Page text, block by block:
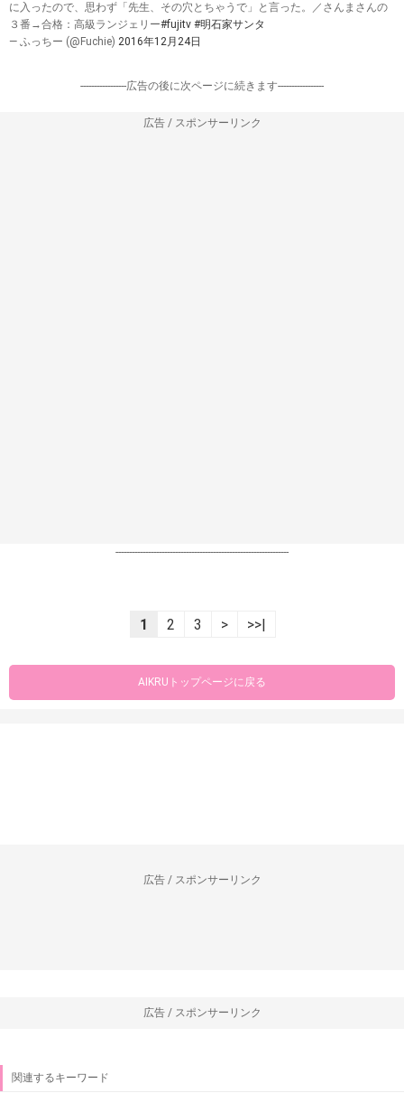
に入ったので、思わず「先生、その穴とちゃうで」と言った。／さんまさんの
３番→合格：高級ランジェリー#fujitv #明石家サンタ
— ふっちー (@Fuchie) 2016年12月24日
-----------------広告の後に次ページに続きます-----------------
広告 / スポンサーリンク
----------------------------------------------------------------
1 2 3 > >>|
AIKRUトップページに戻る
広告 / スポンサーリンク
広告 / スポンサーリンク
関連するキーワード